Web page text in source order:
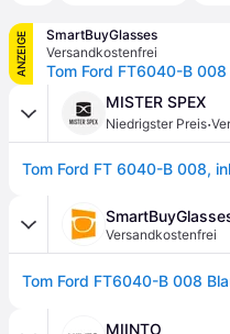
ANZEIGE
SmartBuyGlasses
Versandkostenfrei
MISTER SPEX
Niedrigster Preis·
Versandkostenfrei
MIINTO